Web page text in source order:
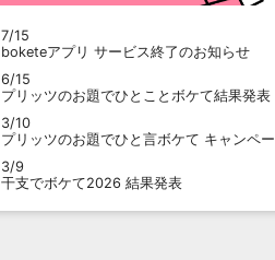
7/15
boketeアプリ サービス終了のお知らせ
6/15
プリッツのお題でひとことボケて結果発表
3/10
プリッツのお題でひと言ボケて キャンペ
3/9
干支でボケて2026 結果発表